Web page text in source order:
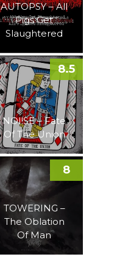
AUTOPSY – All
Pigs Get
Slaughtered
NOI!SE – Fate
Of The Union
8.5
TOWERING –
The Oblation
Of Man
8